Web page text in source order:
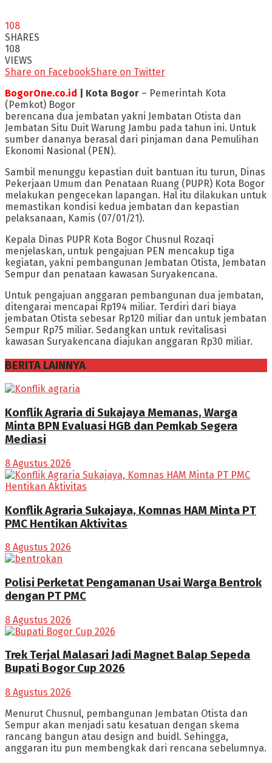
108
SHARES
108
VIEWS
Share on FacebookShare on Twitter
BogorOne.co.id | Kota Bogor – Pemerintah Kota
(Pemkot) Bogor
berencana dua jembatan yakni Jembatan Otista dan
Jembatan Situ Duit Warung Jambu pada tahun ini. Untuk
sumber dananya berasal dari pinjaman dana Pemulihan
Ekonomi Nasional (PEN).
Sambil menunggu kepastian duit bantuan itu turun, Dinas
Pekerjaan Umum dan Penataan Ruang (PUPR) Kota Bogor
melakukan pengecekan lapangan. Hal itu dilakukan untuk
memastikan kondisi kedua jembatan dan kepastian
pelaksanaan, Kamis (07/01/21).
Kepala Dinas PUPR Kota Bogor Chusnul Rozaqi
menjelaskan, untuk pengajuan PEN mencakup tiga
kegiatan, yakni pembangunan Jembatan Otista, Jembatan
Sempur dan penataan kawasan Suryakencana.
Untuk pengajuan anggaran pembangunan dua jembatan,
ditengarai mencapai Rp194 miliar. Terdiri dari biaya
jembatan Otista sebesar Rp120 miliar dan untuk jembatan
Sempur Rp75 miliar. Sedangkan untuk revitalisasi
kawasan Suryakencana diajukan anggaran Rp30 miliar.
BERITA LAINNYA
Konflik Agraria di Sukajaya Memanas, Warga
Minta BPN Evaluasi HGB dan Pemkab Segera
Mediasi
8 Agustus 2026
Konflik Agraria Sukajaya, Komnas HAM Minta PT
PMC Hentikan Aktivitas
8 Agustus 2026
Polisi Perketat Pengamanan Usai Warga Bentrok
dengan PT PMC
8 Agustus 2026
Trek Terjal Malasari Jadi Magnet Balap Sepeda
Bupati Bogor Cup 2026
8 Agustus 2026
Menurut Chusnul, pembangunan Jembatan Otista dan
Sempur akan menjadi satu kesatuan dengan skema
rancang bangun atau design and buidl. Sehingga,
anggaran itu pun membengkak dari rencana sebelumnya.